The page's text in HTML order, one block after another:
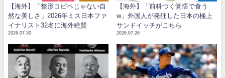
【海外】「整形コピペじゃない自
然な美しさ」2026年ミス日本ファ
イナリスト32名に海外絶賛
2026.07.30
【海外】「前科つく覚悟で食う
w」外国人が発狂した日本の極上
サンドイッチがこちら
2026.07.26